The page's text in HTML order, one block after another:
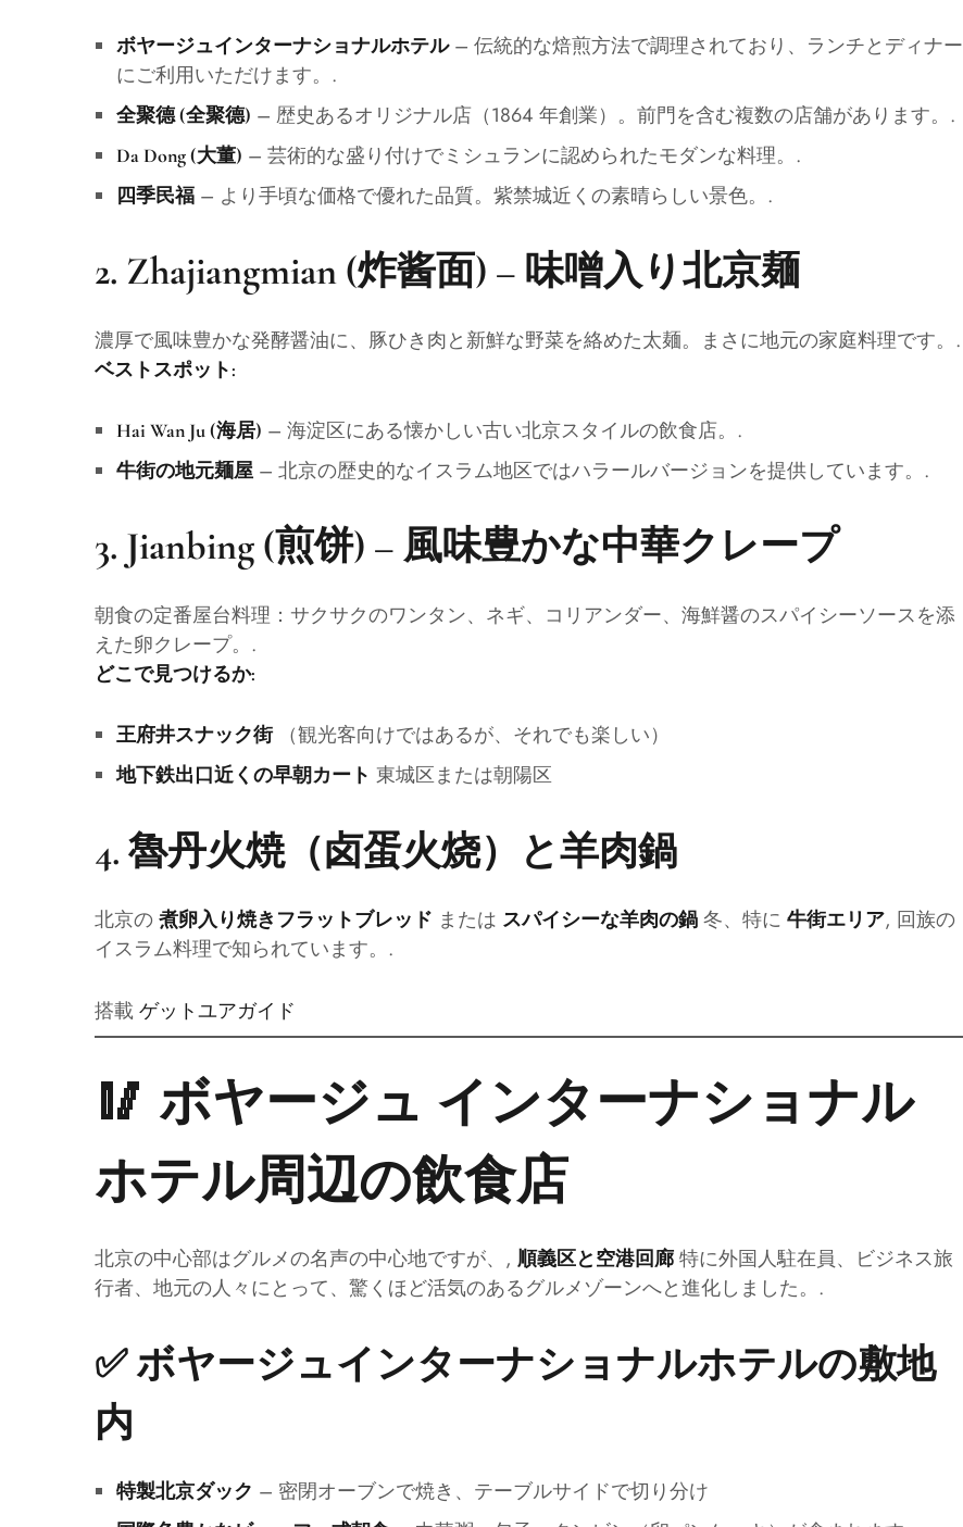
ボヤージュインターナショナルホテル– 伝統的な焙煎方法で調理されており、ランチとディナー
にご利用いただけます。.
全聚德 (全聚德) – 歴史あるオリジナル店（1864 年創業）。前門を含む複数の店舗があります。.
Da Dong (大董) – 芸術的な盛り付けでミシュランに認められたモダンな料理。.
四季民福– より手頃な価格で優れた品質。紫禁城近くの素晴らしい景色。.
2. Zhajiangmian (炸酱面) – 味噌入り北京麺
濃厚で風味豊かな発酵醤油に、豚ひき肉と新鮮な野菜を絡めた太麺。まさに地元の家庭料理です。.
ベストスポット:
Hai Wan Ju (海居) – 海淀区にある懐かしい古い北京スタイルの飲食店。.
牛街の地元麺屋– 北京の歴史的なイスラム地区ではハラールバージョンを提供しています。.
3. Jianbing (煎饼) – 風味豊かな中華クレープ
朝食の定番屋台料理：サクサクのワンタン、ネギ、コリアンダー、海鮮醤のスパイシーソースを添
えた卵クレープ。.
どこで見つけるか:
王府井スナック街（観光客向けではあるが、それでも楽しい）
地下鉄出口近くの早朝カート 東城区または朝陽区
4. 魯丹火焼（卤蛋火烧）と羊肉鍋
北京の 煮卵入り焼きフラットブレッド または スパイシーな羊肉の鍋 冬、特に 牛街エリア, 回族の
イスラム料理で知られています。.
搭載 ゲットユアガイド
🥢 ボヤージュ インターナショナル
ホテル周辺の飲食店
北京の中心部はグルメの名声の中心地ですが、, 順義区と空港回廊 特に外国人駐在員、ビジネス旅
行者、地元の人々にとって、驚くほど活気のあるグルメゾーンへと進化しました。.
✅ボヤージュインターナショナルホテルの敷地
内
特製北京ダック – 密閉オーブンで焼き、テーブルサイドで切り分け